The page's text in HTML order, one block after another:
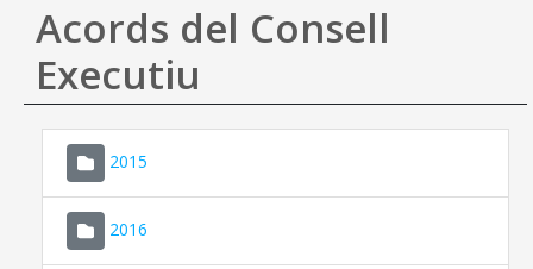
Ajuda
Acords del Consell
Executiu
2015
2016